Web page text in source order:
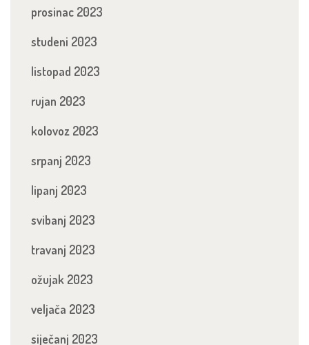
prosinac 2023
studeni 2023
listopad 2023
rujan 2023
kolovoz 2023
srpanj 2023
lipanj 2023
svibanj 2023
travanj 2023
ožujak 2023
veljača 2023
siječanj 2023